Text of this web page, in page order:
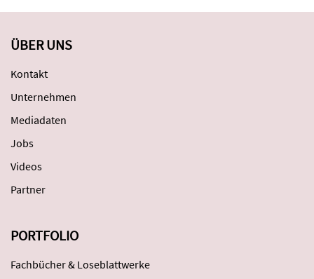
ÜBER UNS
Kontakt
Unternehmen
Mediadaten
Jobs
Videos
Partner
PORTFOLIO
Fachbücher & Loseblattwerke